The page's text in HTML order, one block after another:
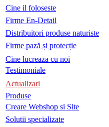
Cine il foloseste
Firme En-Detail
Distribuitori produse naturiste
Firme pază și protecție
Cine lucreaza cu noi
Testimoniale
Actualizari
Produse
Creare Webshop si Site
Solutii specializate